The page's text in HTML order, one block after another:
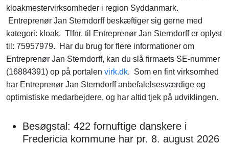
kloakmestervirksomheder i region Syddanmark.
Entreprenør Jan Sterndorff beskæftiger sig gerne med
kategori: kloak. Tlfnr. til Entreprenør Jan Sterndorff er oplyst
til: 75957979. Har du brug for flere informationer om
Entreprenør Jan Sterndorff, kan du slå firmaets SE-nummer
(16884391) op på portalen virk.dk. Som en fint virksomhed
har Entreprenør Jan Sterndorff anbefalelsesværdige og
optimistiske medarbejdere, og har altid tjek på udviklingen.
Besøgstal: 422 fornuftige danskere i
Fredericia kommune har pr. 8. august 2026